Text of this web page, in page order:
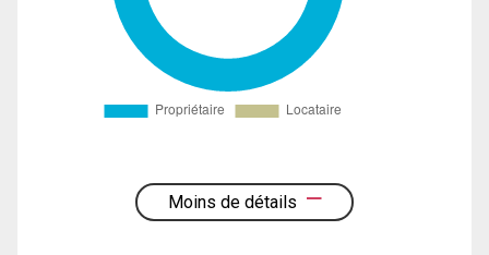
Moins de détails